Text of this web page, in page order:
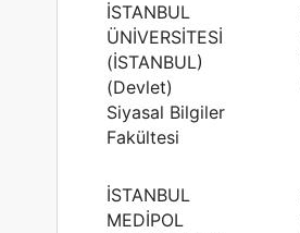
İSTANBUL
ÜNİVERSİTESİ
(İSTANBUL)
(Devlet)
Siyasal Bilgiler
Fakültesi
İSTANBUL
MEDİPOL